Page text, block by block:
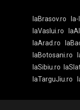
laBrasov.ro
laVaslui.ro
laArad.ro
laBotosani.ro
laSibiu.ro
laTarguJiu.ro